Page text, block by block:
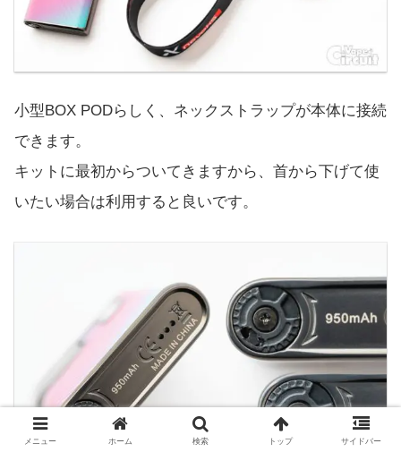
小型BOX PODらしく、ネックストラップが本体に接続
できます。
キットに最初からついてきますから、首から下げて使
いたい場合は利用すると良いです。
メニュー ホーム 検索 トップ サイドバー